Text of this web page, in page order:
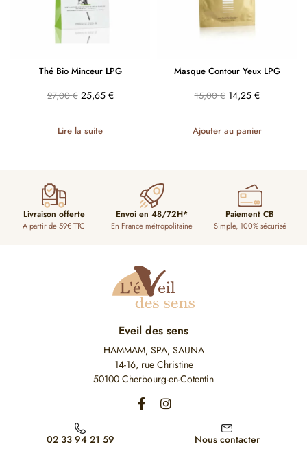
Thé Bio Minceur LPG
27,00€ 25,65 €
Lire la suite
Masque Contour Yeux LPG
15,00€ 14,25 €
Ajouter au panier
Livraison offerte
A partir de 59€ TTC
Envoi en 48/72H*
En France métropolitaine
Paiement CB
Simple, 100% sécurisé
Eveil des sens
HAMMAM, SPA, SAUNA
14-16, rue Christine
50100 Cherbourg-en-Cotentin
02 33 94 21 59 Nous contacter